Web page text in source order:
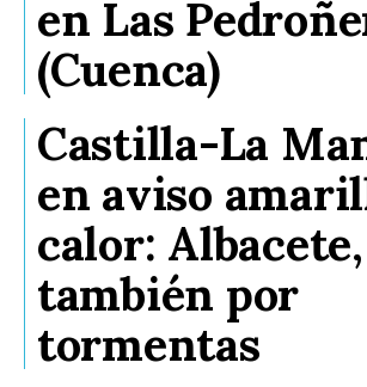
en Las
(Cuenca)
Castilla-La
en aviso
calor: Albacete,
también por
tormentas